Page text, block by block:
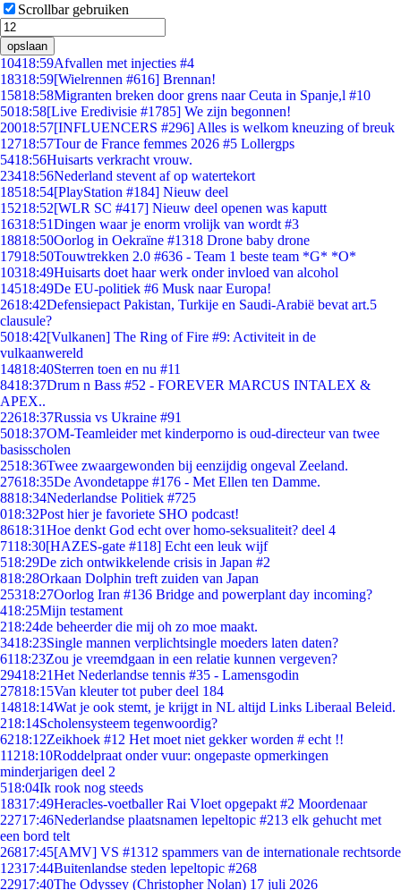
Scrollbar gebruiken
opslaan
10418:59Afvallen met injecties #4
18318:59[Wielrennen #616] Brennan!
15818:58Migranten breken door grens naar Ceuta in Spanje,l #10
5018:58[Live Eredivisie #1785] We zijn begonnen!
20018:57[INFLUENCERS #296] Alles is welkom kneuzing of breuk
12718:57Tour de France femmes 2026 #5 Lollergps
5418:56Huisarts verkracht vrouw.
23418:56Nederland stevent af op watertekort
18518:54[PlayStation #184] Nieuw deel
15218:52[WLR SC #417] Nieuw deel openen was kaputt
16318:51Dingen waar je enorm vrolijk van wordt #3
18818:50Oorlog in Oekraïne #1318 Drone baby drone
17918:50Touwtrekken 2.0 #636 - Team 1 beste team *G* *O*
10318:49Huisarts doet haar werk onder invloed van alcohol
14518:49De EU-politiek #6 Musk naar Europa!
2618:42Defensiepact Pakistan, Turkije en Saudi-Arabië bevat art.5
clausule?
5018:42[Vulkanen] The Ring of Fire #9: Activiteit in de
vulkaanwereld
14818:40Sterren toen en nu #11
8418:37Drum n Bass #52 - FOREVER MARCUS INTALEX &
APEX..
22618:37Russia vs Ukraine #91
5018:37OM-Teamleider met kinderporno is oud-directeur van twee
basisscholen
2518:36Twee zwaargewonden bij eenzijdig ongeval Zeeland.
27618:35De Avondetappe #176 - Met Ellen ten Damme.
8818:34Nederlandse Politiek #725
018:32Post hier je favoriete SHO podcast!
8618:31Hoe denkt God echt over homo-seksualiteit? deel 4
7118:30[HAZES-gate #118] Echt een leuk wijf
518:29De zich ontwikkelende crisis in Japan #2
818:28Orkaan Dolphin treft zuiden van Japan
25318:27Oorlog Iran #136 Bridge and powerplant day incoming?
418:25Mijn testament
218:24de beheerder die mij oh zo moe maakt.
3418:23Single mannen verplichtsingle moeders laten daten?
6118:23Zou je vreemdgaan in een relatie kunnen vergeven?
29418:21Het Nederlandse tennis #35 - Lamensgodin
27818:15Van kleuter tot puber deel 184
14818:14Wat je ook stemt, je krijgt in NL altijd Links Liberaal Beleid.
218:14Scholensysteem tegenwoordig?
6218:12Zeikhoek #12 Het moet niet gekker worden # echt !!
11218:10Roddelpraat onder vuur: ongepaste opmerkingen
minderjarigen deel 2
518:04Ik rook nog steeds
18317:49Heracles-voetballer Rai Vloet opgepakt #2 Moordenaar
22717:46Nederlandse plaatsnamen lepeltopic #213 elk gehucht met
een bord telt
26817:45[AMV] VS #1312 spammers van de internationale rechtsorde
12317:44Buitenlandse steden lepeltopic #268
22917:40The Odyssey (Christopher Nolan) 17 juli 2026